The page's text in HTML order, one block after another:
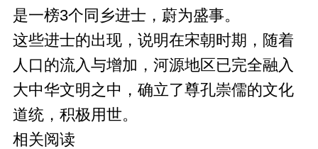
是一榜3个同乡进士，蔚为盛事。
这些进士的出现，说明在宋朝时期，随着
人口的流入与增加，河源地区已完全融入
大中华文明之中，确立了尊孔崇儒的文化
道统，积极用世。
相关阅读